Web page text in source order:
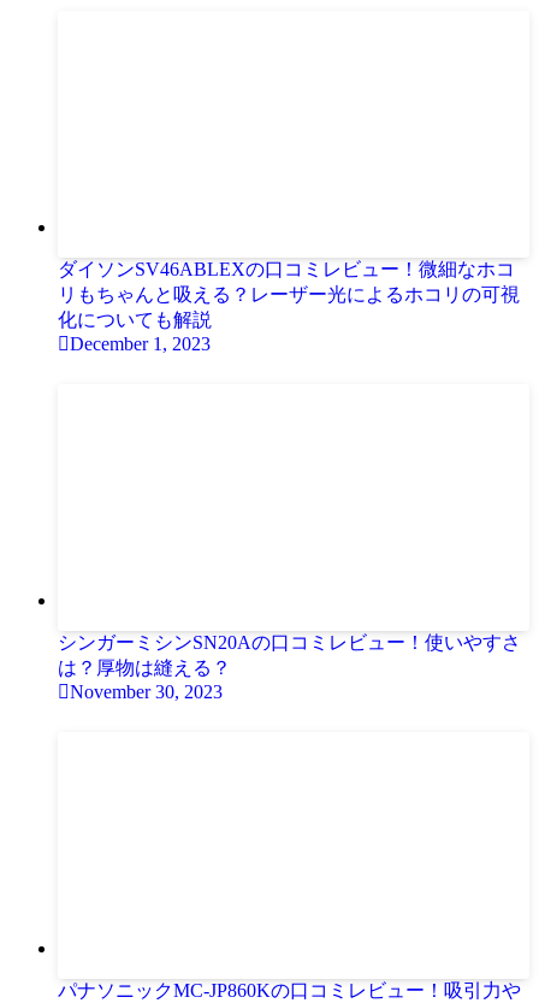
ダイソンSV46ABLEXの口コミレビュー！微細なホコ
リもちゃんと吸える？レーザー光によるホコリの可視
化についても解説
December 1, 2023
シンガーミシンSN20Aの口コミレビュー！使いやすさ
は？厚物は縫える？
November 30, 2023
パナソニックMC-JP860Kの口コミレビュー！吸引力や